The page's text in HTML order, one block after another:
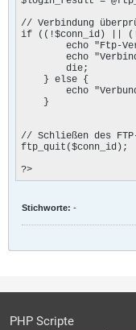
// Verbindung
if ((!$conn_id) ||
echo "Ftp-
echo
        die;
    } else {
echo
    }
// Schließen des
ftp_quit($conn_id);
?>
Stichworte: -
PHP Scripte